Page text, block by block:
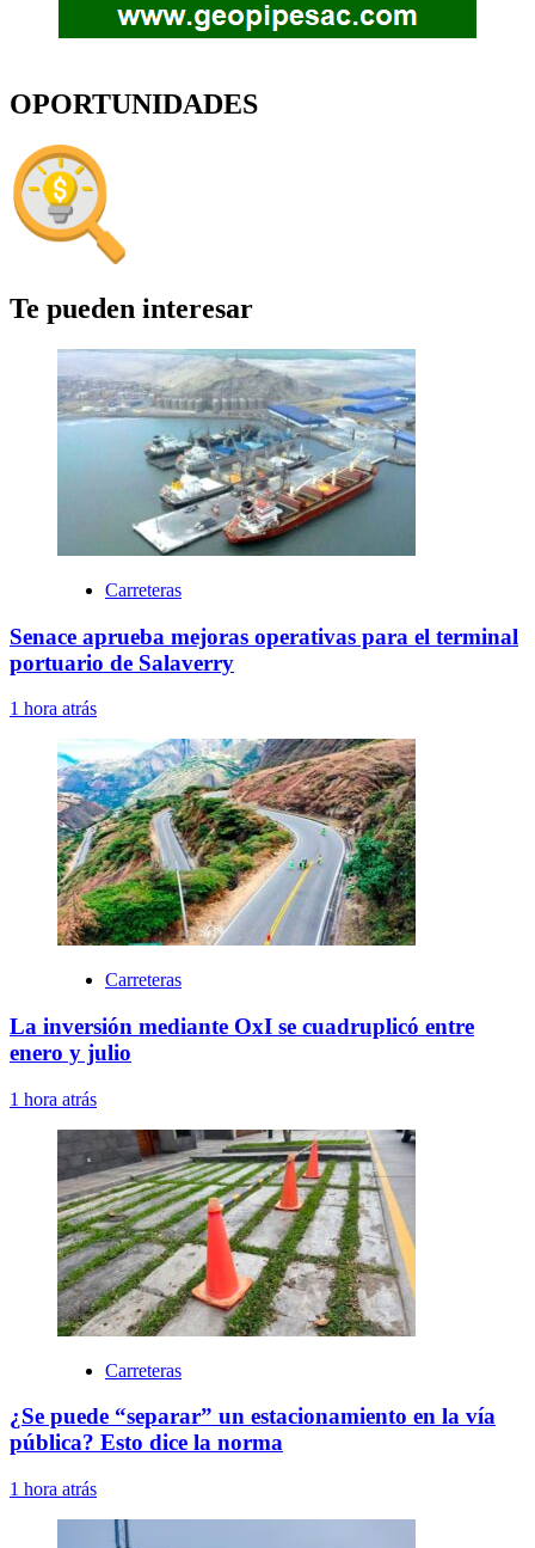
OPORTUNIDADES
Te pueden interesar
Carreteras
Senace aprueba mejoras operativas para el terminal
portuario de Salaverry
1 hora atrás
Carreteras
La inversión mediante OxI se cuadruplicó entre
enero y julio
1 hora atrás
Carreteras
¿Se puede “separar” un estacionamiento en la vía
pública? Esto dice la norma
1 hora atrás